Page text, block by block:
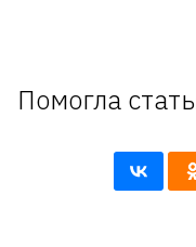
Помогла